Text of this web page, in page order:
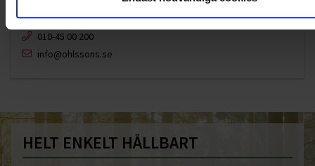
KUNDTJÄNST
010-45 00 200​
info@ohlssons.se
HELT ENKELT HÅLLBART